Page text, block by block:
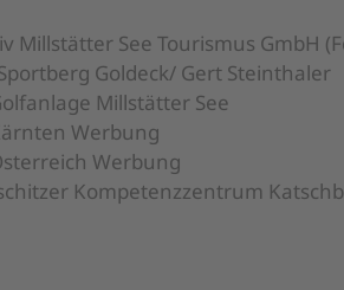
Millstätter See Tourismus GmbH
Goldeck/ Gert Steinthaler
Millstätter See
Werbung
Werbung
Kompetenzzentrum